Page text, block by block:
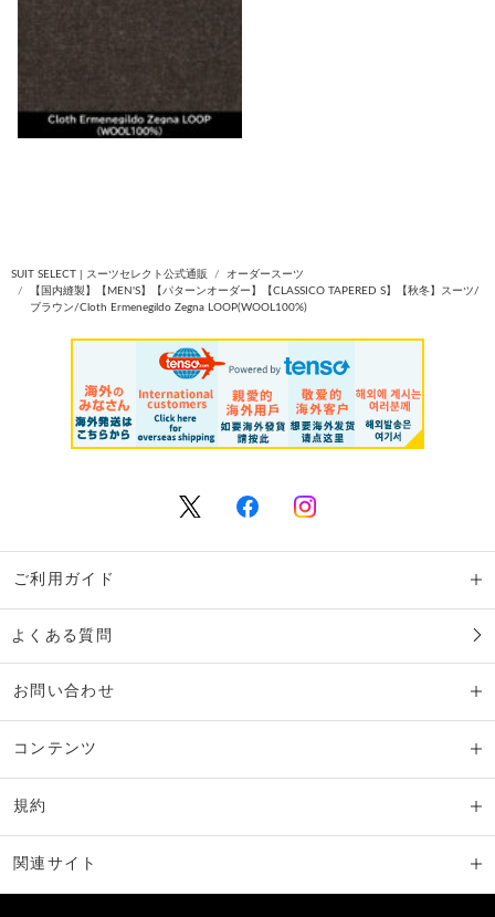
SUIT SELECT | スーツセレクト公式通販
オーダースーツ
【国内縫製】【MEN'S】【パターンオーダー】【CLASSICO TAPERED S】【秋冬】スーツ/
ブラウン/Cloth Ermenegildo Zegna LOOP(WOOL100%)
ご利用ガイド
よくある質問
お問い合わせ
コンテンツ
規約
関連サイト